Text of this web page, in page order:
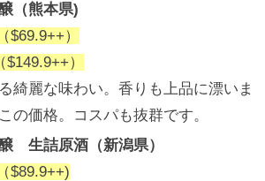
（熊本県)
$69.9++）
）
綺麗な味わい。香りも上品に漂いま
の価格。コスパも抜群です。
生詰原酒（新潟県）
$89.9++)